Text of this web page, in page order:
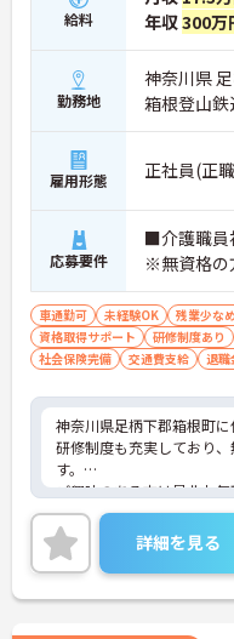
給料
年収300万
勤務地
神奈川県
箱根登山
雇用形態 正社員(正
応募要件
■介護職員
※無資格の
車通勤可 未経験OK 残業少なめ
資格取得サポート
研修制度あり
社会保険完備
交通費支給 退職
神奈川県足柄下郡箱根町に
研修制度も充実しており
す。
ご興味のある方は是非お
い。
詳細を見る